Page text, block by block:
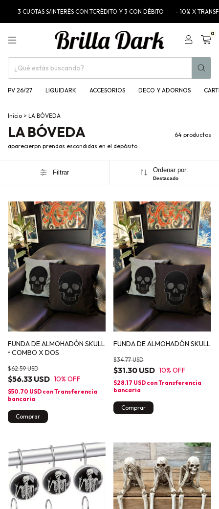
INTERÉS CON TCRÉDITO Y 3 CON DÉBITO - 10% X TRANSFERENCIA
0
PV 26/27 LIQUIDARK ACCESORIOS DECO Y ADORNOS
Inicio > LA BÓVEDA
LA BÓVEDA
64 productos
aparecierpn prendas escondidas en el depósito...
Filtrar Ordenar por:
Destacado
FUNDA DE ALMOHADÓN SKULL
• COMBO X DOS
$56.33 USD
$62.59 USD
10% OFF
$50.70 USD conTransferencia
bancaria
Comprar
FUNDA DE ALMOHADÓN SKULL
$31.30 USD
$34.77 USD
10% OFF
$28.17 USD conTransferencia
bancaria
Comprar